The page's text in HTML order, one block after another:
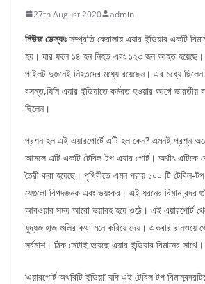
27th August 2020 admin
নিউজ ডেস্কঃ সম্প্রতি কেরালায় এয়ার ইন্ডিয়ার একটি
হয়। যার ফলে ১৪ হন নিহত এবং ১২৩ জন আহত হয়েছে।
পাইলট দুজনেই নিহতদের মধ্যে রয়েছেন। এর মধ্যে ছিলেন
বসন্ত,যিনি এয়ার ইন্ডিয়াতে কর্মরত হওয়ার আগে ভারতীয়
ছিলেন।
প্রশ্ন হল এই এয়ারপোর্টে এটি হল কেন? এমনই প্রশ্ন
আসলে এটি একটি টেবিল-টপ এয়ার পোর্ট। অর্থাৎ
তৈরী করা হয়েছে। পৃথিবীতে এমন প্রায় ১০০ টি টেবিল-টপ
যেগুলো বিপদজনক এবং ভয়ংকর। এই ধরনের বিমান বন্দর
আব‌ওয়ার সময় আরো ভয়াবহ হয়ে ওঠে। এই এয়ারপোর্ট
যুদ্ধজাহাজ গুলির কথা মনে করিয়ে দেয়। একবার রান‌ওয়ে
সর্বনাশ। ঠিক সেটাই হয়েছে এয়ার ইন্ডিয়ার বিমানের সাথে।
‘এয়ারপোর্ট অথরিটি ইন্ডিয়া’ যদি এই টেবিল টপ